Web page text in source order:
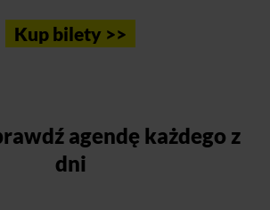
Kup bilety >>
agendę każdego z
dni